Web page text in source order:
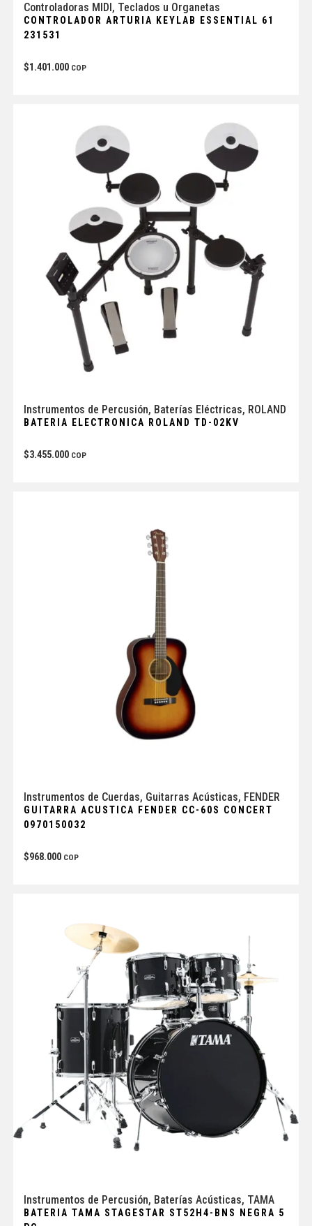
Controladoras MIDI, Teclados u Organetas
CONTROLADOR ARTURIA KEYLAB ESSENTIAL 61
231531
$1.401.000 COP
Instrumentos de Percusión, Baterías Eléctricas, ROLAND
BATERIA ELECTRONICA ROLAND TD-02KV
$3.455.000 COP
Instrumentos de Cuerdas, Guitarras Acústicas, FENDER
GUITARRA ACUSTICA FENDER CC-60S CONCERT
0970150032
$968.000 COP
Instrumentos de Percusión, Baterías Acústicas, TAMA
BATERIA TAMA STAGESTAR ST52H4-BNS NEGRA 5